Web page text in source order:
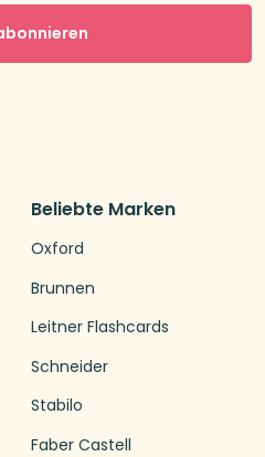
Beliebte Marken
Oxford
Brunnen
Leitner Flashcards
Schneider
Stabilo
Faber Castell